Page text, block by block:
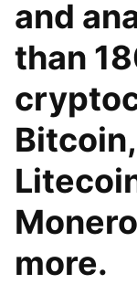
and
than
more.